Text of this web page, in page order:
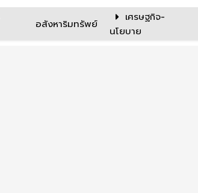
อสังหาริมทรัพย์
เศรษฐกิจ-
นโยบาย